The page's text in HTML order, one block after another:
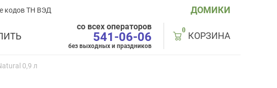
кодов ТН ВЭД ДОМИКИ
со всех операторов
541-06-06
без выходных и праздников
0
КОРЗИНА
0,9 л